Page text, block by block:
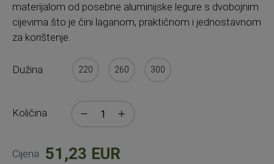
materijalom od posebne aluminijske legure s dvobojnim
cijevima što je čini laganom, praktičnom i jednostavnom
za korištenje.
Dužina 220 260 300
Količina
Cijena 51,23 EUR